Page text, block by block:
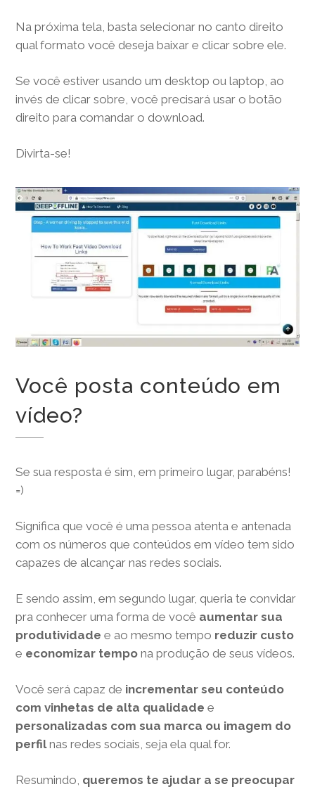
Na próxima tela, basta selecionar no canto direito
qual formato você deseja baixar e clicar sobre ele.
Se você estiver usando um desktop ou laptop, ao
invés de clicar sobre, você precisará usar o botão
direito para comandar o download.
Divirta-se!
Você posta conteúdo em
vídeo?
Se sua resposta é sim, em primeiro lugar, parabéns!
=)
Significa que você é uma pessoa atenta e antenada
com os números que conteúdos em vídeo tem sido
capazes de alcançar nas redes sociais.
E sendo assim, em segundo lugar, queria te convidar
pra conhecer uma forma de você aumentar sua
produtividade e ao mesmo tempo reduzir custo
e economizar tempo na produção de seus vídeos.
Você será capaz de incrementar seu conteúdo
com vinhetas de alta qualidade e
personalizadas com sua marca ou imagem do
perfilnas redes sociais, seja ela qual for.
Resumindo, queremos te ajudar a se preocupar